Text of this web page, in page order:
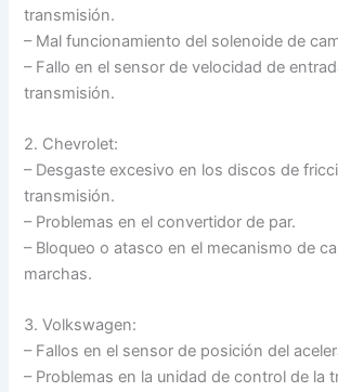
transmisión.
– Mal funcionamiento del solenoide de
– Fallo en el sensor de velocidad de
transmisión.
2. Chevrolet:
– Desgaste excesivo en los discos de
transmisión.
– Problemas en el convertidor de par.
– Bloqueo o atasco en el mecanismo de
marchas.
3. Volkswagen:
– Fallos en el sensor de posición del
– Problemas en la unidad de control de la